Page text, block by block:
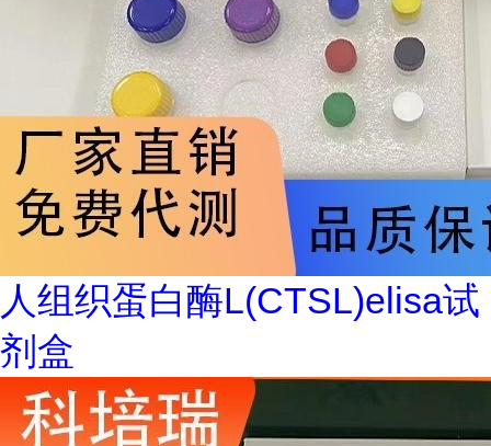
人组织蛋白酶L(CTSL)elisa试
剂盒